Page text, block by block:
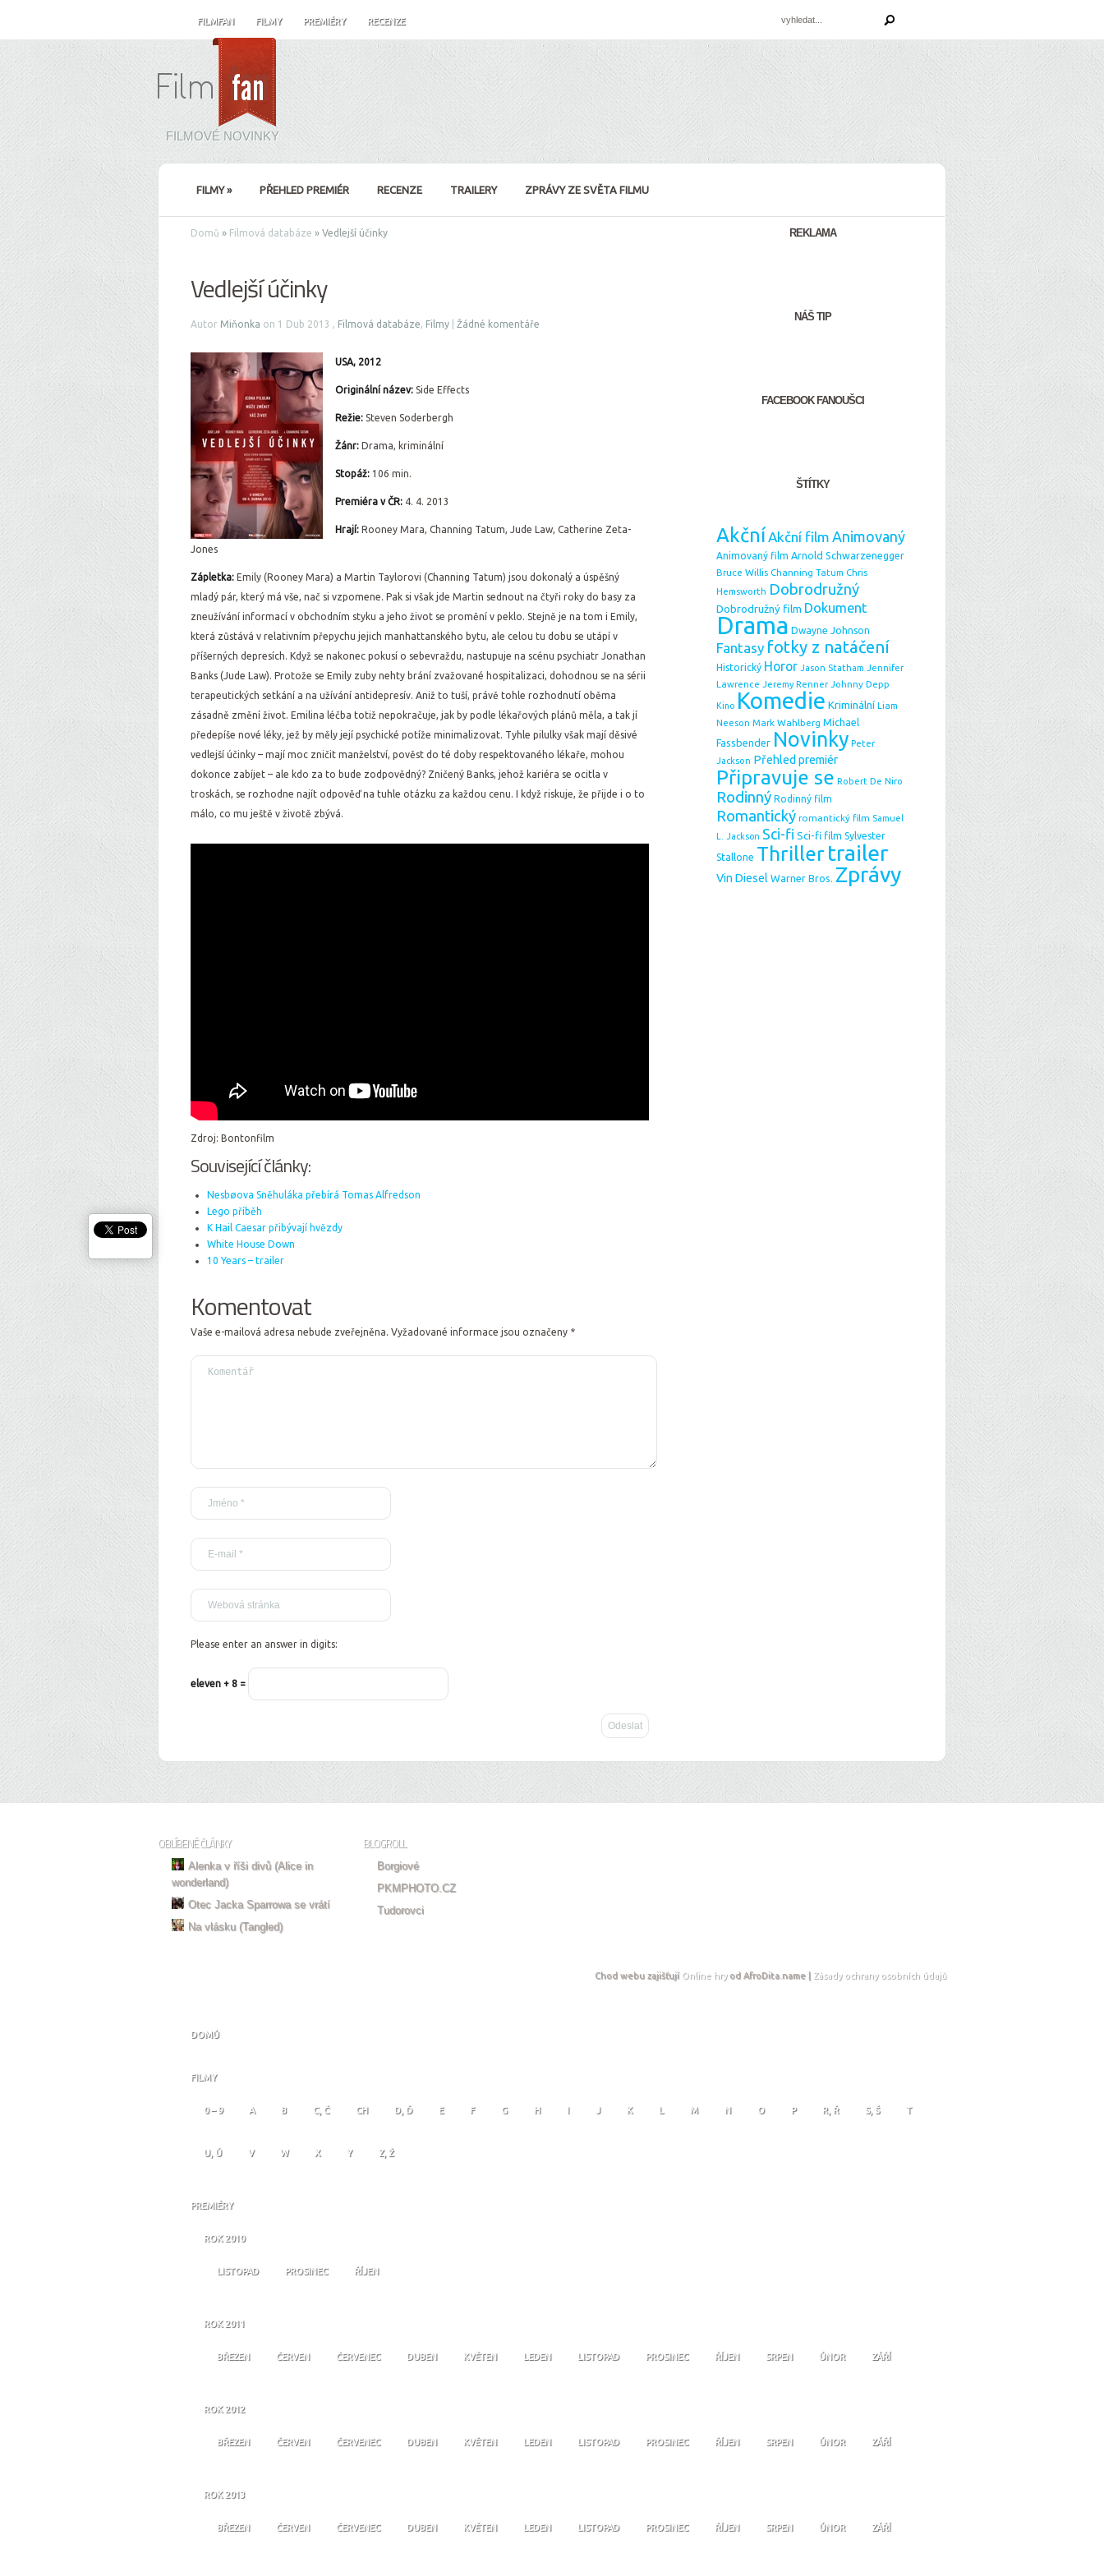
FILMFAN FILMY PREMIÉRY RECENZE
FILMOVÉ NOVINKY
FILMY» PŘEHLED PREMIÉR RECENZE TRAILERY ZPRÁVY ZE SVĚTA FILMU
Domů » Filmová databáze » Vedlejší účinky
Vedlejší účinky
Autor Miňonka on 1 Dub 2013 , Filmová databáze, Filmy Žádné komentáře
USA, 2012
Originální název: Side Effects
Režie: Steven Soderbergh
Žánr: Drama, kriminální
Stopáž: 106 min.
Premiéra v ČR: 4. 4. 2013
Hrají: Rooney Mara, Channing Tatum, Jude Law, Catherine Zeta-
Jones
Zápletka: Emily (Rooney Mara) a Martin Taylorovi (Channing Tatum) jsou dokonalý a úspěšný
mladý pár, který má vše, nač si vzpomene. Pak si však jde Martin sednout na čtyři roky do basy za
zneužívání informací v obchodním styku a jeho život se promění v peklo. Stejně je na tom i Emily,
která zůstává v relativním přepychu jejich manhattanského bytu, ale celou tu dobu se utápí v
příšerných depresích. Když se nakonec pokusí o sebevraždu, nastupuje na scénu psychiatr Jonathan
Banks (Jude Law). Protože se Emily zuby nehty brání zvažované hospitalizaci, dohodnou se na sérii
terapeutických setkání a na užívání antidepresív. Aniž to tuší, právě tohle rozhodnutí oběma
zásadně změní život. Emilina léčba totiž nepokračuje, jak by podle lékařových plánů měla, a tak jí
předepíše nové léky, jež by měly její psychické potíže minimalizovat. Tyhle pilulky však mají děsivé
vedlejší účinky – mají moc zničit manželství, pověst do té doby respektovaného lékaře, mohou
dokonce zabíjet – ale kdo za to bude zodpovědný? Zničený Banks, jehož kariéra se ocitla v
troskách, se rozhodne najít odpověď na tuhle otázku za každou cenu. I když riskuje, že přijde i o to
málo, co mu ještě v životě zbývá.
Zdroj: Bontonfilm
Související články:
Nesbøova Sněhuláka přebírá Tomas Alfredson
Lego příběh
K Hail Caesar přibývají hvězdy
White House Down
10 Years – trailer
Komentovat
Vaše e-mailová adresa nebude zveřejněna. Vyžadované informace jsou označeny *
Please enter an answer in digits:
eleven + 8 =
REKLAMA
NÁŠ TIP
FACEBOOK FANOUŠCI
ŠTÍTKY
AkčníAkční film Animovaný
Animovaný film Arnold Schwarzenegger
Bruce Willis Channing Tatum Chris
Hemsworth Dobrodružný
Dobrodružný film Dokument
Drama Dwayne Johnson
Fantasy fotky z natáčení
Historický Horor Jason Statham Jennifer
Lawrence Jeremy Renner Johnny Depp
Kino Komedie Kriminální Liam
Neeson Mark Wahlberg Michael
Fassbender Novinky Peter
Jackson Přehled premiér
Připravuje se Robert De Niro
Rodinný Rodinný film
Romantický romantický film Samuel
L. Jackson Sci-fi Sci-fi film Sylvester
Stallone Thrillertrailer
Vin Diesel Warner Bros. Zprávy
OBLÍBENÉ ČLÁNKY
Alenka v říši divů (Alice in
wonderland)
Otec Jacka Sparrowa se vrátí
Na vlásku (Tangled)
BLOGROLL
Borgiové
PKMPHOTO.CZ
Tudorovci
Chod webu zajišťují Online hryod AfroDita.name | Zásady ochrany osobních údajů
DOMŮ
FILMY
0 – 9 A B C, Č CH D, Ď E F G H I J K L M N O P R, Ř S, Š T
U, Ú V W X Y Z, Ž
PREMIÉRY
ROK 2010
LISTOPAD PROSINEC ŘÍJEN
ROK 2011
BŘEZEN ČERVEN ČERVENEC DUBEN KVĚTEN LEDEN LISTOPAD PROSINEC ŘÍJEN SRPEN ÚNOR ZÁŘÍ
ROK 2012
BŘEZEN ČERVEN ČERVENEC DUBEN KVĚTEN LEDEN LISTOPAD PROSINEC ŘÍJEN SRPEN ÚNOR ZÁŘÍ
ROK 2013
BŘEZEN ČERVEN ČERVENEC DUBEN KVĚTEN LEDEN LISTOPAD PROSINEC ŘÍJEN SRPEN ÚNOR ZÁŘÍ